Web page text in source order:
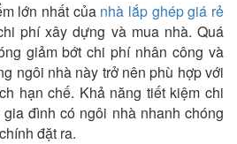
lớn nhất của nhà lắp ghép giá rẻ
phí xây dựng và mua nhà. Quá
giảm bớt chi phí nhân công và
ngôi nhà này trở nên phù hợp với
hạn chế. Khả năng tiết kiệm chi
đình có ngôi nhà nhanh chóng
đặt ra.